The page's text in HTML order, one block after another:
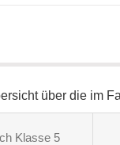
über die im
Klasse 5